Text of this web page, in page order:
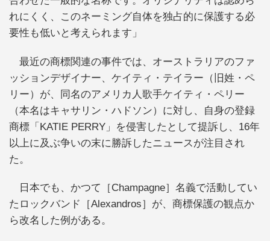
れにくく、このネーミング自体を独占的に保護する必
要性も低いと考えられます」
最近の商標関連の事件では、オーストラリアのファ
ッションデザイナー、ケイティ・テイラー（旧姓・ペ
リー）が、同名のアメリカ人歌手ケイティ・ペリー
（本名はキャサリン・ハドソン）に対し、自身の登録
商標「KATIE PERRY」を侵害したとして提訴し、16年
以上に及ぶ争いの末に勝訴したニュースが注目され
た。
日本でも、かつて［Champagne］名義で活動してい
たロックバンド［Alexandros］が、商標保護の観点か
ら改名した例がある。